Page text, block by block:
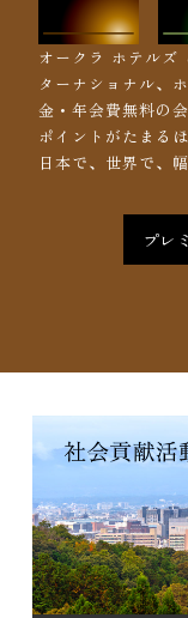
オークラ ホテルズ
ターナショナル、
金・年会費無料の
ポイントがたまる
日本で、世界で、
プレ